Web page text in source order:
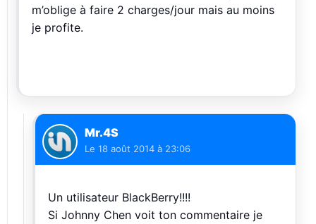
m’oblige à faire 2 charges/jour mais au moins
je profite.
Mr.4S
Le 18 août 2014 à 23:06
Un utilisateur BlackBerry!!!!
Si Johnny Chen voit ton commentaire je